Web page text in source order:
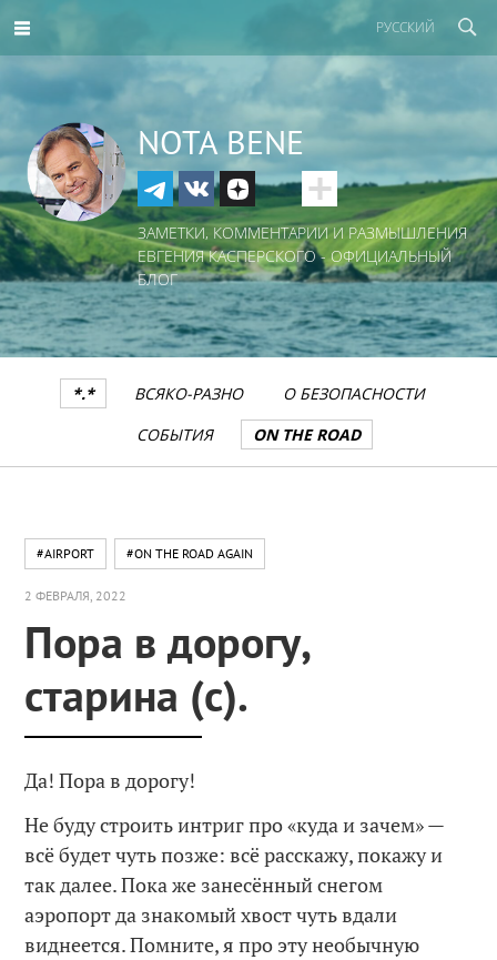
РУССКИЙ
NOTA BENE
ЗАМЕТКИ, КОММЕНТАРИИ И РАЗМЫШЛЕНИЯ
ЕВГЕНИЯ КАСПЕРСКОГО - ОФИЦИАЛЬНЫЙ
БЛОГ
*.* ВСЯКО-РАЗНО
О БЕЗОПАСНОСТИ
СОБЫТИЯ
ON THE ROAD
#AIRPORT #ON THE ROAD AGAIN
2 ФЕВРАЛЯ, 2022
Пора в дорогу,
старина (с).
Да! Пора в дорогу!
Не буду строить интриг про «куда и зачем» —
всё будет чуть позже: всё расскажу, покажу и
так далее. Пока же занесённый снегом
аэропорт да знакомый хвост чуть вдали
виднеется. Помните, я про эту необычную